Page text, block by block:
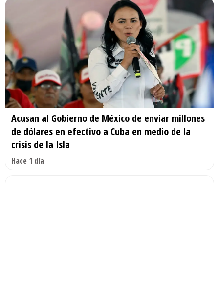
Acusan al Gobierno de México de enviar millones
de dólares en efectivo a Cuba en medio de la
crisis de la Isla
Hace 1 día